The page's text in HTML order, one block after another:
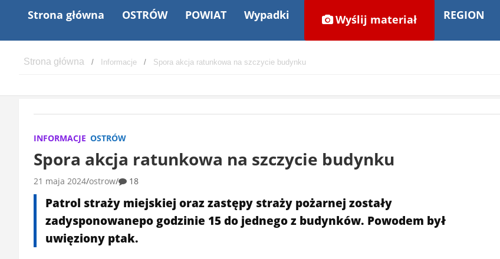
Strona główna OSTRÓW POWIAT Wypadki Wyślij materiał REGION
Informacje Spora akcja ratunkowa na szczycie budynku
INFORMACJE OSTRÓW
Spora akcja ratunkowa na szczycie budynku
21 maja 2024 ostrow 18
Patrol straży miejskiej oraz zastępy straży pożarnej zostały
zadysponowanepo godzinie 15 do jednego z budynków. Powodem był
uwięziony ptak.